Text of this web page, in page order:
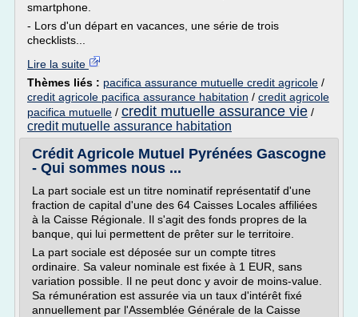
smartphone.
- Lors d'un départ en vacances, une série de trois
checklists...
Lire la suite
Thèmes liés : pacifica assurance mutuelle credit agricole /
credit agricole pacifica assurance habitation / credit agricole
pacifica mutuelle / credit mutuelle assurance vie /
credit mutuelle assurance habitation
Crédit Agricole Mutuel Pyrénées Gascogne
- Qui sommes nous ...
La part sociale est un titre nominatif représentatif d'une
fraction de capital d'une des 64 Caisses Locales affiliées
à la Caisse Régionale. Il s'agit des fonds propres de la
banque, qui lui permettent de prêter sur le territoire.
La part sociale est déposée sur un compte titres
ordinaire. Sa valeur nominale est fixée à 1 EUR, sans
variation possible. Il ne peut donc y avoir de moins-value.
Sa rémunération est assurée via un taux d'intérêt fixé
annuellement par l'Assemblée Générale de la Caisse